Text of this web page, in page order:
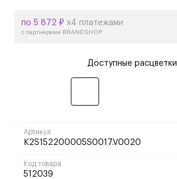
по 5 872 ₽ х4 платежами
с партнерами BRANDSHOP
Доступные расцветки
Артикул
K2S152200005S0017.V0020
Код товара
512039